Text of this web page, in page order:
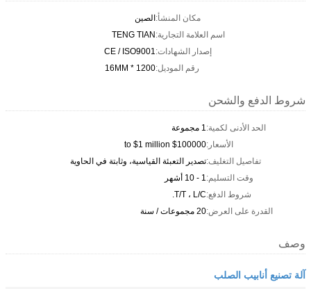
مكان المنشأ:الصين
اسم العلامة التجارية:TENG TIAN
إصدار الشهادات:CE / ISO9001
رقم الموديل:1200 * 16MM
شروط الدفع والشحن
الحد الأدنى لكمية:1 مجموعة
الأسعار:$100000 to $1 million
تفاصيل التغليف:تصدير التعبئة القياسية، وثابتة في الحاوية
وقت التسليم:1 - 10 أشهر
شروط الدفع:T/T ، L/C.
القدرة على العرض:20 مجموعات / سنة
وصف
آلة تصنيع أنابيب الصلب